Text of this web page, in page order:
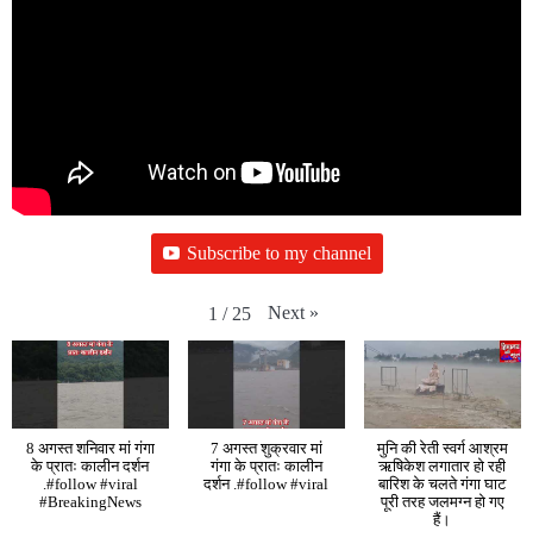
Subscribe to my channel
1 / 25 Next »
8 अगस्त शनिवार मां गंगा
के प्रातः कालीन दर्शन
.#follow #viral
#BreakingNews
7 अगस्त शुक्रवार मां
गंगा के प्रातः कालीन
दर्शन .#follow #viral
मुनि की रेती स्वर्ग आश्रम
ऋषिकेश लगातार हो रही
बारिश के चलते गंगा घाट
पूरी तरह जलमग्न हो गए
हैं।